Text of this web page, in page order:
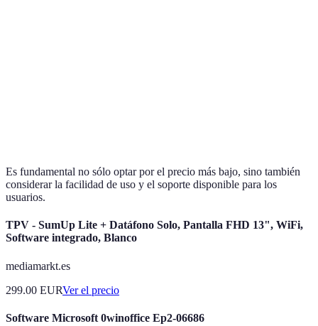
Es fundamental no sólo optar por el precio más bajo, sino también
considerar la facilidad de uso y el soporte disponible para los
usuarios.
TPV - SumUp Lite + Datáfono Solo, Pantalla FHD 13", WiFi,
Software integrado, Blanco
mediamarkt.es
299.00 EURVer el precio
Software Microsoft 0winoffice Ep2-06686